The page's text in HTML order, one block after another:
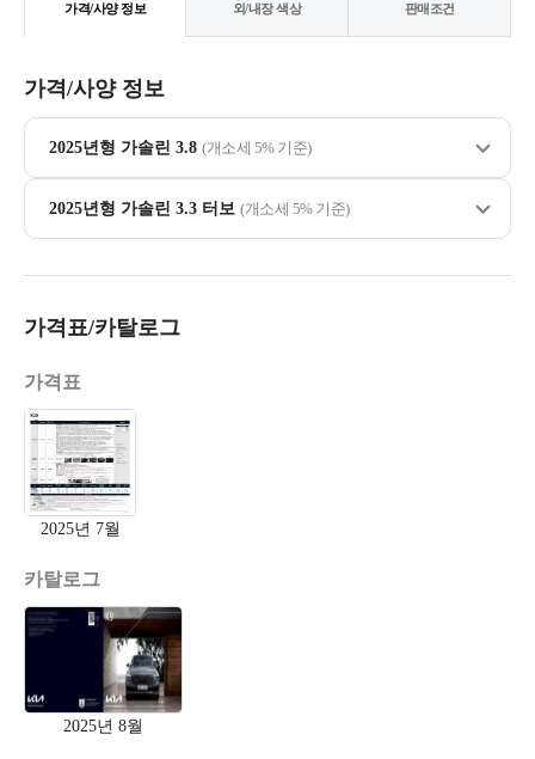
가격/사양 정보 외/내장 색상 판매조건
가격/사양 정보
2025년형 가솔린 3.8 (개소세 5% 기준)
2025년형 가솔린 3.3 터보 (개소세 5% 기준)
가격표/카탈로그
가격표
2025년 7월
카탈로그
2025년 8월